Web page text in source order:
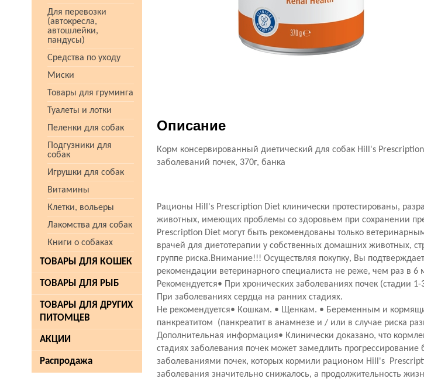
Для перевозки
(автокресла,
автошлейки,
пандусы)
Средства по уходу
Миски
Товары для груминга
Туалеты и лотки
Пеленки для собак
Подгузники для
собак
Игрушки для собак
Витамины
Клетки, вольеры
Лакомства для собак
Книги о собаках
ТОВАРЫ ДЛЯ КОШЕК
ТОВАРЫ ДЛЯ РЫБ
ТОВАРЫ ДЛЯ ДРУГИХ
ПИТОМЦЕВ
АКЦИИ
Распродажа
Описание
Корм консервированный диетический для собак Hill's
заболеваний почек, 370г, банка
Рационы Hill's Prescription Diet клинически протестированы,
животных, имеющих проблемы со здоровьем при сохранении
Prescription Diet могут быть рекомендованы только
врачей для диетотерапии у собственных домашних животных,
группе риска.Внимание!!! Осуществляя покупку, Вы
рекомендации ветеринарного специалиста не реже, чем раз в
Рекомендуется• При хронических заболеваниях почек (стадии
При заболеваниях сердца на ранних стадиях.
Не рекомендуется• Кошкам. • Щенкам. • Беременным и
панкреатитом (панкреатит в анамнезе и / или в случае риска
Дополнительная информация• Клинически доказано, что
стадиях заболевания почек может замедлить прогрессирование
заболеваниями почек, которых кормили рационом Hill's
заболевания значительно снижалось, а продолжительность